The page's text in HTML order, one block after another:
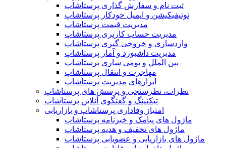
ثبت نام و سفارش گذاری پرستاشاپ
نوتیفیکیشن و ایمیل خودکار پرستاشاپ
مدیریت قیمت پرستاشاپ
مدیریت حساب کاربری پرستاشاپ
واردسازی و خروجی گیری پرستاشاپ
مدیریت داشبورد و آمار پرستاشاپ
بین الملل و بومی سازی پرستاشاپ
مهاجرت و انتقال پرستاشاپ
ابزارهای مدیریت پرستاشاپ
نظرات، نظرسنجی و پرسش های پرستاشاپ
تیکتینگ و گفتگوی آنلاین پرستاشاپ
امتیاز وفاداری پرستاشاپ و بازاریابی
ماژول های پیامک و خبرنامه پرستاشاپ
ماژول های تخفیف و هدیه پرستاشاپ
ماژول های بازاریابی و عضویابی پرستاشاپ